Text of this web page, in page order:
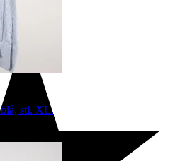
stl. XL.